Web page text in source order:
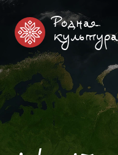
Родная
культура